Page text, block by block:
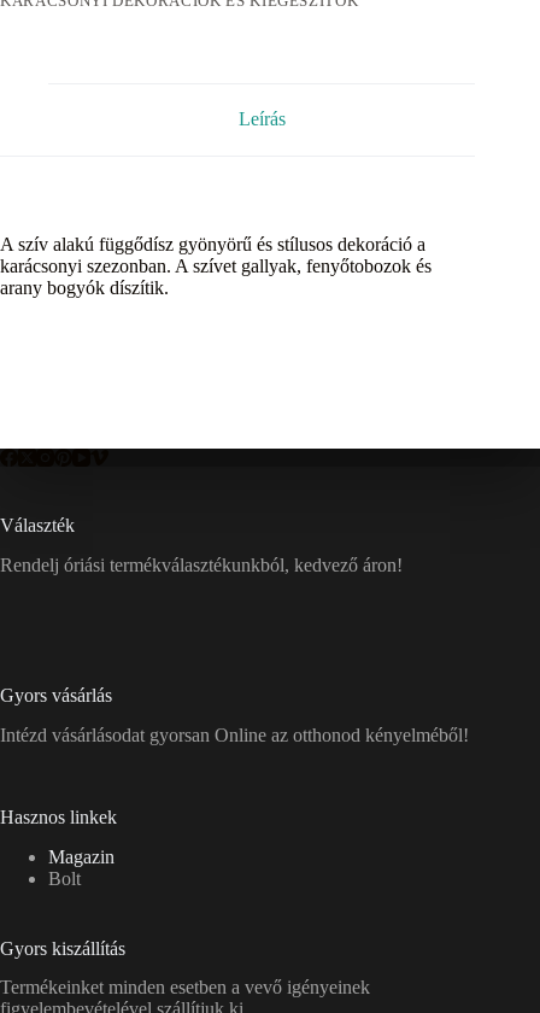
Leírás
A szív alakú függődísz gyönyörű és stílusos dekoráció a
karácsonyi szezonban. A szívet gallyak, fenyőtobozok és
arany bogyók díszítik.
Választék
Rendelj óriási termékválasztékunkból, kedvező áron!
Gyors vásárlás
Intézd vásárlásodat gyorsan Online az otthonod kényelméből!
Hasznos linkek
Magazin
Bolt
Gyors kiszállítás
Termékeinket minden esetben a vevő igényeinek